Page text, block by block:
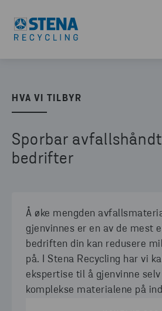
HVA VI TILBYR
Sporbar
bedrifter
Å øke mengden
gjenvinnes er en av de mest
bedriften din kan redusere
på. I Stena Recycling har vi
ekspertise til å gjenvinne
komplekse materialene på